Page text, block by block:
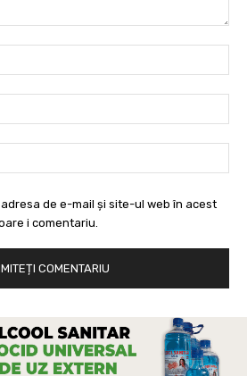
de e-mail și site-ul web în acest
i comentariu.